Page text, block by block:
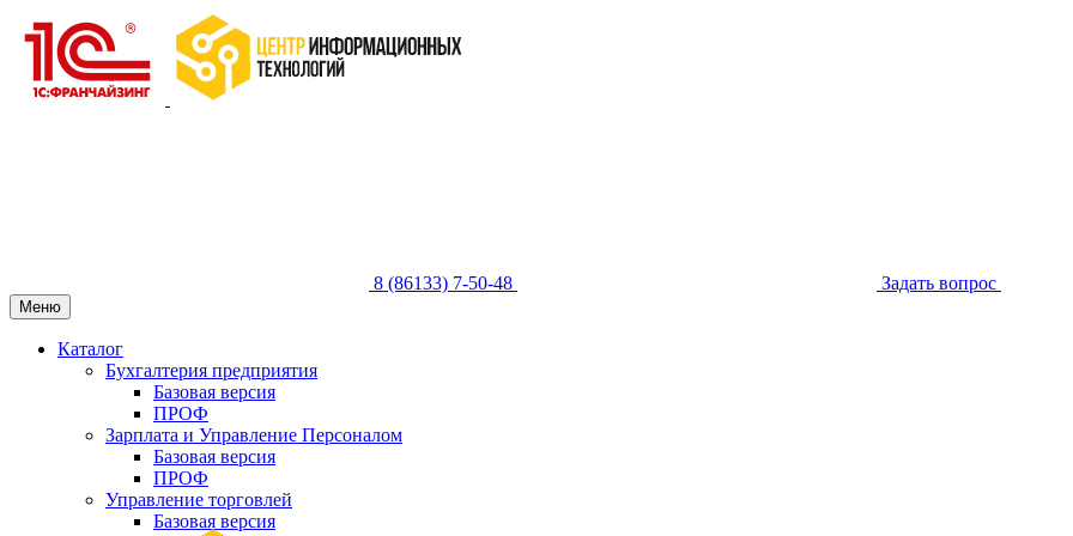
8 (86133) 7-50-48 Задать вопрос
Меню
Каталог
Бухгалтерия предприятия
Базовая версия
ПРОФ
Зарплата и Управление Персоналом
Базовая версия
ПРОФ
Управление торговлей
Базовая версия